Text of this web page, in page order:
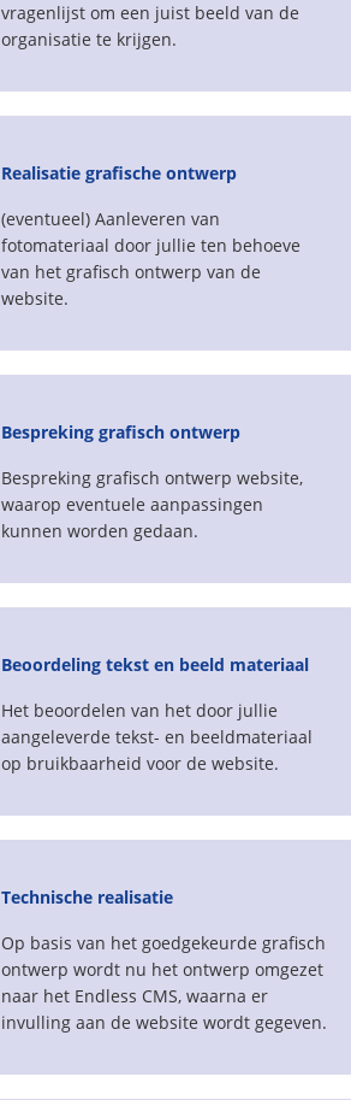
vragenlijst om een juist beeld van de
organisatie te krijgen.
Realisatie grafische ontwerp
(eventueel) Aanleveren van
fotomateriaal door jullie ten behoeve
van het grafisch ontwerp van de
website.
Bespreking grafisch ontwerp
Bespreking grafisch ontwerp website,
waarop eventuele aanpassingen
kunnen worden gedaan.
Beoordeling tekst en beeld materiaal
Het beoordelen van het door jullie
aangeleverde tekst- en beeldmateriaal
op bruikbaarheid voor de website.
Technische realisatie
Op basis van het goedgekeurde grafisch
ontwerp wordt nu het ontwerp omgezet
naar het Endless CMS, waarna er
invulling aan de website wordt gegeven.